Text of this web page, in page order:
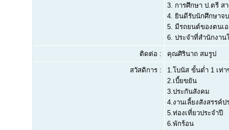
3. การศึกษา ป.ตรี ส
4. ยินดีรับนักศึกษาจ
5. มีรถยนต์ของตนเ
6. ประจำที่สำนักงา
ติดต่อ : คุณศิรินาถ สมรูป
สวัสดิการ :
1.โบนัส ขั้นต่ำ 1 เท่า
2.เบี้ยขยัน
3.ประกันสังคม
4.งานเลี้ยงสังสรรค์ป
5.ท่องเที่ยวประจำปี
6.พักร้อน